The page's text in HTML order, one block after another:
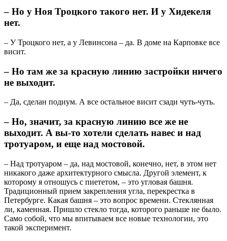
– Но у Ноя Троцкого такого нет. И у Хидекеля
нет.
– У Троцкого нет, а у Левинсона – да. В доме на Карповке все
висит.
– Но там же за красную линию застройки ничего
не выходит.
– Да, сделан подиум. А все остальное висит сзади чуть-чуть.
– Но, значит, за красную линию все же не
выходит. А вы-то хотели сделать навес и над
тротуаром, и еще над мостовой.
– Над тротуаром – да, над мостовой, конечно, нет, в этом нет
никакого даже архитектурного смысла. Другой элемент, к
которому я отношусь с пиететом, – это угловая башня.
Традиционный прием закрепления угла, перекрестка в
Петербурге. Какая башня – это вопрос времени. Стеклянная
ли, каменная. Пришло стекло тогда, которого раньше не было.
Само собой, что мы впитываем все новые технологии, это
такой эксперимент.